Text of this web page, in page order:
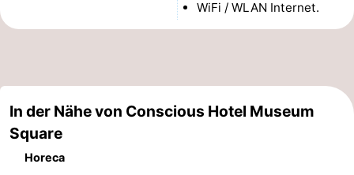
Aussichtspunkte
Attraktionen
Experiences
Dörfer
WiFi / WLAN Internet.
In der Nähe von Conscious Hotel Museum
Square
Horeca